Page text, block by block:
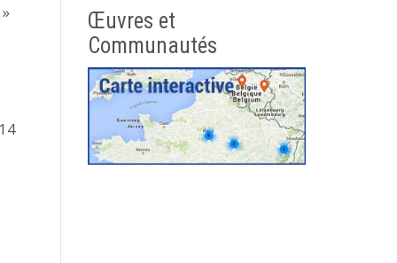
Œuvres et
Communautés